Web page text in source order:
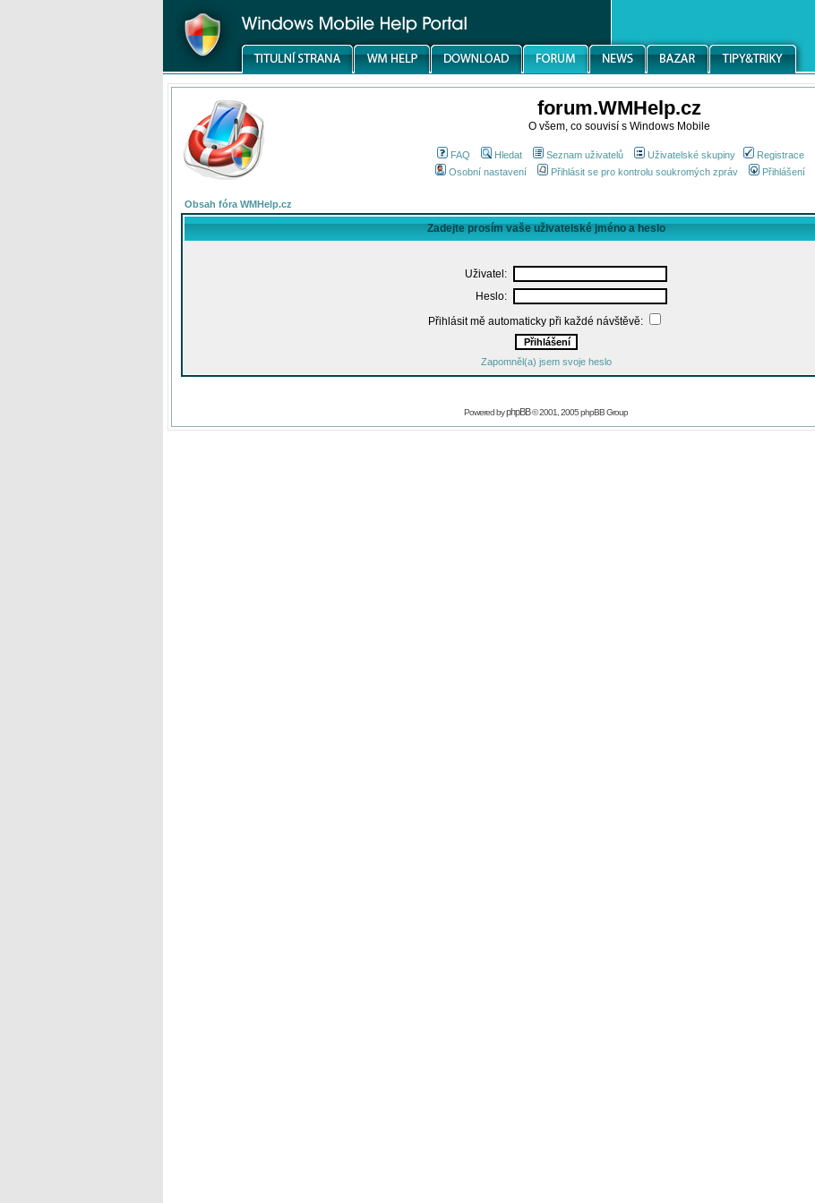
forum.WMHelp.cz
O všem, co souvisí s Windows Mobile
FAQ Hledat Seznam uživatelů Uživatelské skupiny
Registrace
Osobní nastavení
Přihlásit se pro kontrolu soukromých zpráv Přihlášení
Obsah fóra WMHelp.cz
Zadejte prosím vaše uživatelské jméno a heslo
Uživatel:
Heslo:
Přihlásit mě automaticky při každé návštěvě:
Zapomněl(a) jsem svoje heslo
Powered byphpBB© 2001, 2005 phpBB Group